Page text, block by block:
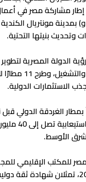
مشاركة مصر في
بمدينة مونتريال
وتحديث بنيتها التحتية.
الدولة المصرية
وتطبيق
الاستثمارات الدولية.
الغردقة الدولي
بمطار
الأوسط.
للمكتب الإقليمي